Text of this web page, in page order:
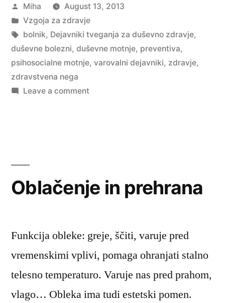
duševno
zdravje”
Posted
by
Miha
August 13, 2013
Posted
in
Vzgoja za zdravje
Tags:
bolnik, Dejavniki tveganja za duševno zdravje,
duševne bolezni, duševne motnje, preventiva,
psihosocialne motnje, varovalni dejavniki, zdravje,
zdravstvena nega
Leave a commenton
Oblačenje in prehrana
Funkcija obleke: greje, ščiti, varuje pred
vremenskimi vplivi, pomaga ohranjati stalno
telesno temperaturo. Varuje nas pred prahom,
vlago… Obleka ima tudi estetski pomen.